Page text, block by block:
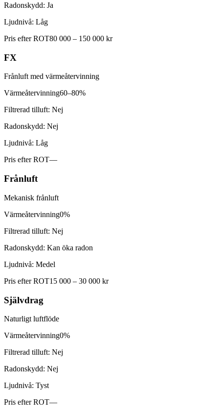
Radonskydd: Ja
Ljudnivå: Låg
Pris efter ROT80 000 – 150 000 kr
FX
Frånluft med värmeåtervinning
Värmeåtervinning60–80%
Filtrerad tilluft: Nej
Radonskydd: Nej
Ljudnivå: Låg
Pris efter ROT—
Frånluft
Mekanisk frånluft
Värmeåtervinning0%
Filtrerad tilluft: Nej
Radonskydd: Kan öka radon
Ljudnivå: Medel
Pris efter ROT15 000 – 30 000 kr
Självdrag
Naturligt luftflöde
Värmeåtervinning0%
Filtrerad tilluft: Nej
Radonskydd: Nej
Ljudnivå: Tyst
Pris efter ROT—